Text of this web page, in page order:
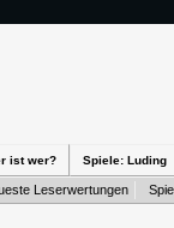
ist wer? Spiele: Luding
Leserwertungen